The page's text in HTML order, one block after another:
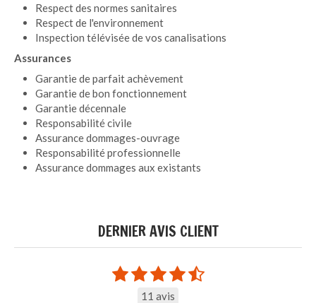
Respect des normes sanitaires
Respect de l'environnement
Inspection télévisée de vos canalisations
Assurances
Garantie de parfait achèvement
Garantie de bon fonctionnement
Garantie décennale
Responsabilité civile
Assurance dommages-ouvrage
Responsabilité professionnelle
Assurance dommages aux existants
DERNIER AVIS CLIENT
11 avis